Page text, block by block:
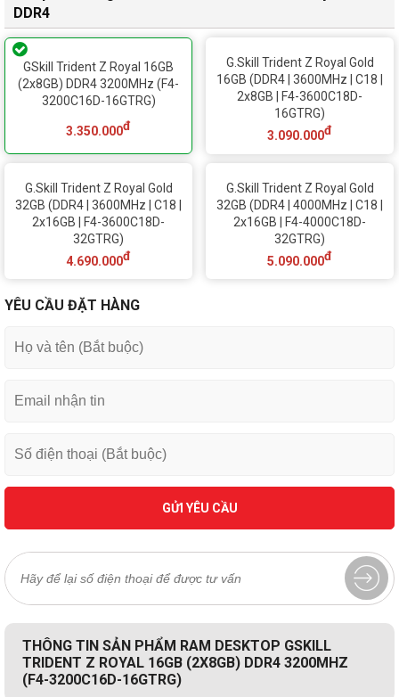
DDR4
GSkill Trident Z Royal 16GB
(2x8GB) DDR4 3200MHz (F4-
3200C16D-16GTRG)
3.350.000đ
G.Skill Trident Z Royal Gold
16GB (DDR4 | 3600MHz | C18 |
2x8GB | F4-3600C18D-
16GTRG)
3.090.000đ
G.Skill Trident Z Royal Gold
32GB (DDR4 | 3600MHz | C18 |
2x16GB | F4-3600C18D-
32GTRG)
4.690.000đ
G.Skill Trident Z Royal Gold
32GB (DDR4 | 4000MHz | C18 |
2x16GB | F4-4000C18D-
32GTRG)
5.090.000đ
YÊU CẦU ĐẶT HÀNG
GỬI YÊU CẦU
THÔNG TIN SẢN PHẨM RAM DESKTOP GSKILL
TRIDENT Z ROYAL 16GB (2X8GB) DDR4 3200MHZ
(F4-3200C16D-16GTRG)